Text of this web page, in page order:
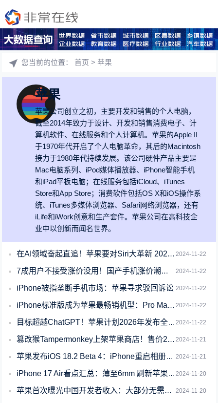
您当前的位置：首页 > 苹果
苹果
苹果公司创立之初，主要开发和销售的个人电脑，
截至2014年致力于设计、开发和销售消费电子、计
算机软件、在线服务和个人计算机。苹果的Apple II
于1970年代开启了个人电脑革命，其后的Macintosh
接力于1980年代持续发展。该公司硬件产品主要是
Mac电脑系列、iPod媒体播放器、iPhone智能手机
和iPad平板电脑；在线服务包括iCloud、iTunes
Store和App Store；消费软件包括OS X和iOS操作系
统、iTunes多媒体浏览器、Safari网络浏览器，还有
iLife和iWork创意和生产套件。苹果公司在高科技企
业中以创新而闻名世界。
2024-11-22
在AI领域奋起直追！苹果要对Siri大革新 2026年正式发布
2024-11-22
7成用户不接受涨价没用！国产手机涨价潮背后：一颗芯片涨超200元
2024-11-22
iPhone被指垄断手机市场：苹果寻求驳回诉讼
2024-11-22
iPhone标准版成为苹果最畅销机型：Pro Max次之
2024-11-22
目标超越ChatGPT！苹果计划2026年发布全新Siri：集成先进大模型 更像
2024-11-21
篡改猴Tampermonkey上架苹果商店！售价21元、Safari可用
2024-11-21
苹果发布iOS 18.2 Beta 4：iPhone重启相册加密失效Bug仍未修
2024-11-20
iPhone 17 Air看点汇总：薄至6mm 刷新苹果轻薄纪录
2024-11-20
苹果首次曝光中国开发者收入：大部分无需支付任何佣金